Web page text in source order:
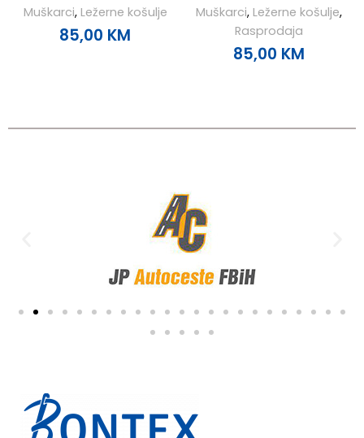
Muškarci, Ležerne košulje
85,00 KM
Muškarci, Ležerne košulje,
Rasprodaja
85,00 KM